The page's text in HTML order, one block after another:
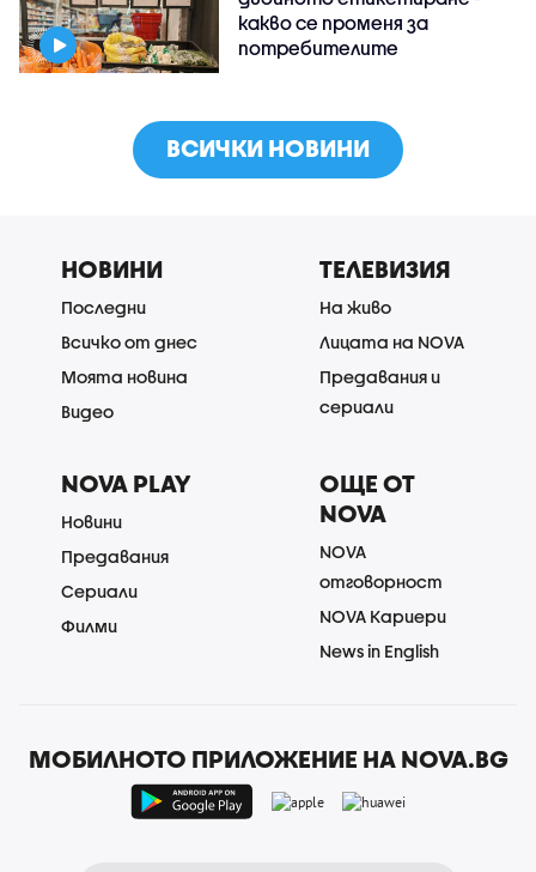
какво се променя за
потребителите
ВСИЧКИ НОВИНИ
НОВИНИ
Последни
Всичко от днес
Моята новина
Видео
ТЕЛЕВИЗИЯ
На живо
Лицата на NOVA
Предавания и
сериали
NOVA PLAY
Новини
Предавания
Сериали
Филми
ОЩЕ ОТ
NOVA
NOVA
отговорност
NOVA Кариери
News in English
МОБИЛНОТО ПРИЛОЖЕНИЕ НА NOVA.BG